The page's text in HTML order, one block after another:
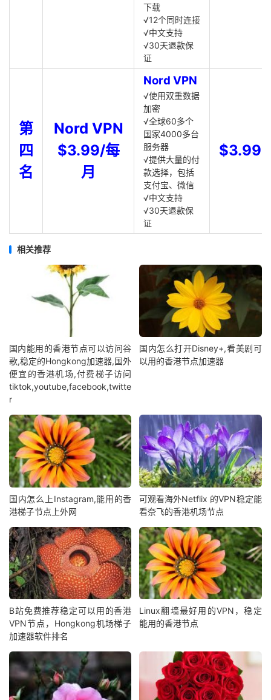
下载
√12个同时连接
√中文支持
√30天退款保
证
第
四
名
Nord VPN
$3.99/每
月
Nord VPN
√使用双重数据
加密
√全球60多个
国家4000多台
服务器
√提供大量的付
款选择，包括
支付宝、微信
√中文支持
√30天退款保
证
$3.99
相关推荐
国内能用的香港节点可以访问谷
歌,稳定的Hongkong加速器,国外
便宜的香港机场,付费梯子访问
tiktok,youtube,facebook,twitte
r
国内怎么打开Disney+,看美剧可
以用的香港节点加速器
国内怎么上Instagram,能用的香
港梯子节点上外网
可观看海外Netflix 的VPN稳定能
看奈飞的香港机场节点
B站免费推荐稳定可以用的香港
VPN节点，Hongkong机场梯子
加速器软件排名
Linux翻墙最好用的VPN，稳定
能用的香港节点